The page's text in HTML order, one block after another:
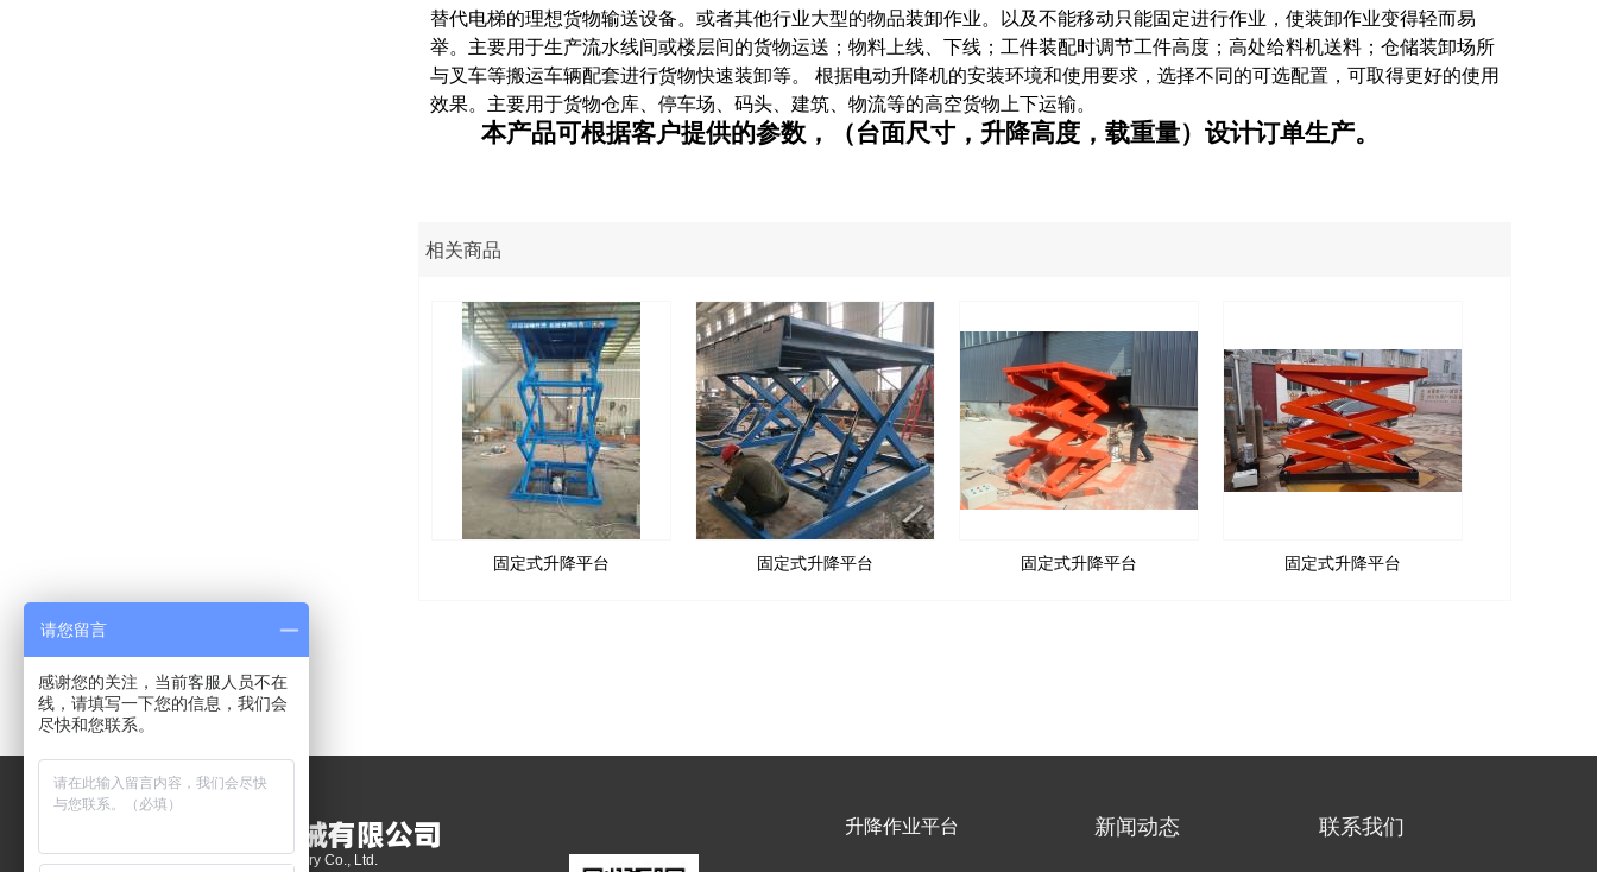
替代电梯的理想货物输送设备。 或者其他行业大型的物品装卸作业。以及不能移动只能固定进行作业，使装卸作业变得轻而易
举。主要用于生产流水线间或楼层间的货物运送；物料上线、下线；工件装配时调节工件高度；高处给料机送料；仓储装卸场所
与叉车等搬运车辆配套进行货物快速装卸等。
根据电动升降机的安装环境和使用要求，选择不同的可选配置，可取得更好的使用
效果。主要用于货物仓库、停车场、码头、建筑、物流等的高空货物上下运输。
本产品可根据客户提供的参数，（台面尺寸，升降高度，载重量）设计订单生产。
相关商品
固定式升降平台 固定式升降平台 固定式升降平台 固定式升降平台
升降作业平台 新闻动态 联系我们
强峰升降机械有限公司
Jinan Qiangfeng Lifting Machinery Co., Ltd.
请您留言
感谢您的关注，当前客服人员不在
线，请填写一下您的信息，我们会
尽快和您联系。